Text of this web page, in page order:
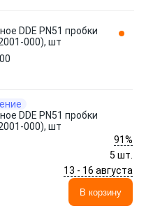
DDE PN51 пробки
000), шт
DDE PN51 пробки
000), шт
91%
5 шт.
13 - 16 августа
В корзину